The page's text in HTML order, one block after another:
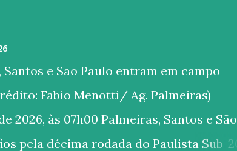
e São Paulo entram em campo
Fabio Menotti/ Ag. Palmeiras)
2026, às 07h00 Palmeiras, Santos e São
pela décima rodada do Paulista Sub-20